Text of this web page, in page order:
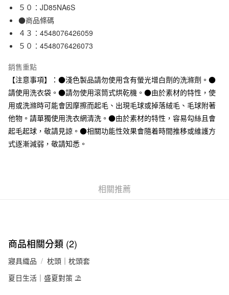
元大商業銀行
玉山商業銀行
台灣樂天信用卡公司
悠遊付
運送方式
全家取貨付款
每筆NT$65，滿NT$1,000(含以上)免運費
付款後全家取貨
每筆NT$65，滿NT$1,000(含以上)免運費
7-11取貨付款
每筆NT$65，滿NT$1,000(含以上)免運費
付款後7-11取貨
５０：JD85NA6S
●商品條碼
４３：4548076426059
５０：4548076426073
銷售重點
【注意事項】：●淺色製品請勿使用含有螢光增白劑的洗滌劑。●
請使用洗衣袋。●請勿使用滾筒式烘乾機。●由於素材的特性，使
用或洗滌時可能會因摩擦而起毛、出現毛球或掉落絨毛、毛球附著
他物。請單獨使用洗衣網清洗。●由於素材的特性，容易勾絲且會
起毛起球，敬請見諒。●相關功能性效果會隨着時間推移或維護方
式逐漸減弱，敬請知悉。
相關推薦
商品相關分類 (2)
寢具織品
枕頭｜枕頭套
夏日生活｜盛夏對策 ⛱️